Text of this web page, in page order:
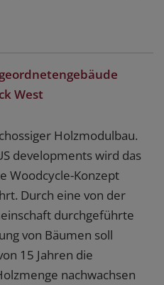
West
Holzmodulbau.
developments wird das
Woodcycle-Konzept
Durch eine von der
durchgeführte
von Bäumen soll
15 Jahren die
nachwachsen